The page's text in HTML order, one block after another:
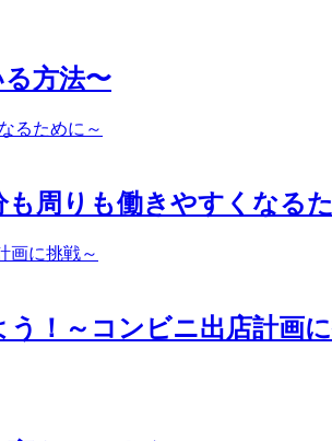
方法〜
周りも働きやすくなる
！～コンビニ出店計画